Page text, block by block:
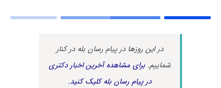
در این روزها در پیام رسان بله در کنار
شماییم.برای مشاهده آخرین اخبار دکتری
در پیام رسان بله کلیک کنید.